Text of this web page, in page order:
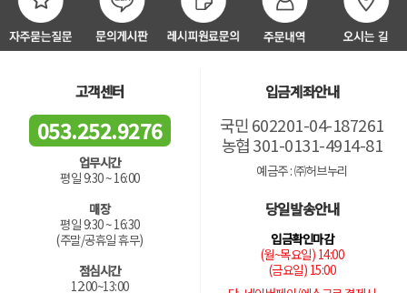
고객센터
053.252.9276
업무시간
평일 9:30 ~ 16:00
매장
평일 9:30 ~ 16:30
(주말/공휴일 휴무)
점심시간
12:00~13:00
입금계좌안내
국민 602201-04-187261
농협 301-0131-4914-81
예금주 : ㈜허브누리
당일발송안내
입금확인마감
(월~목요일) 14:00
(금요일) 15:00